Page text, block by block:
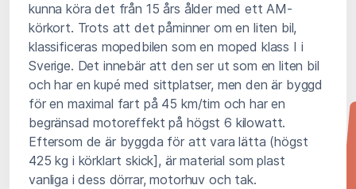
kunna köra det från 15 års ålder med ett AM-
körkort. Trots att det påminner om en liten bil,
klassificeras mopedbilen som en moped klass I i
Sverige. Det innebär att den ser ut som en liten bil
och har en kupé med sittplatser, men den är byggd
för en maximal fart på 45 km/tim och har en
begränsad motoreffekt på högst 6 kilowatt.
Eftersom de är byggda för att vara lätta (högst
425 kg i körklart skick], är material som plast
vanliga i dess dörrar, motorhuv och tak.